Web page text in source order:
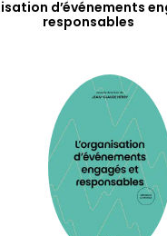
d’événements
responsables